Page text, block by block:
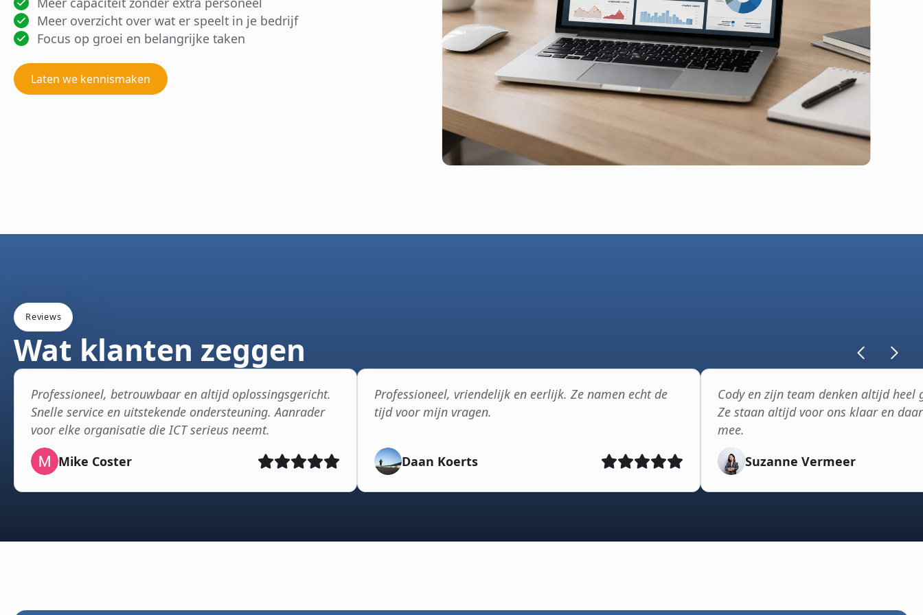
Meer overzicht over wat er speelt in je bedrijf
Focus op groei en belangrijke taken
Laten we kennismaken
Reviews
Wat klanten zeggen
Professioneel, betrouwbaar en altijd oplossingsgericht.
Snelle service en uitstekende ondersteuning. Aanrader
voor elke organisatie die ICT serieus neemt.
Mike Coster
Professioneel, vriendelijk en eerlijk. Ze namen echt de
tijd voor mijn vragen.
Daan Koerts
Cody en zijn team denken altijd heel
Ze staan altijd voor ons klaar en
mee.
Suzanne Vermeer